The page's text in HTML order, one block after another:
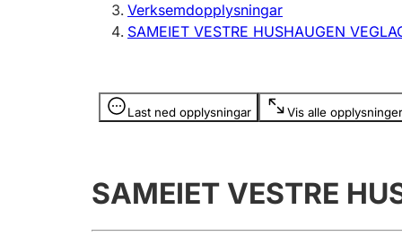
Verksemdopplysningar
SAMEIET VESTRE HUSHAUGEN
Last ned opplysningar Vis alle opplysninger
Opplysninger er skjult
SAMEIET VESTRE